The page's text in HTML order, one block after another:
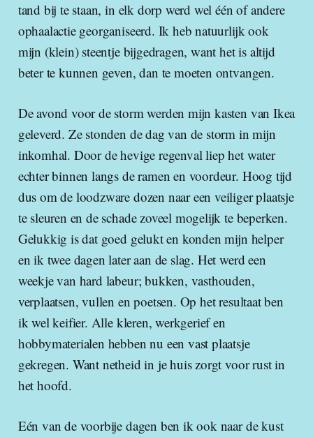
tand bij te staan, in elk dorp werd wel één of andere
ophaalactie georganiseerd. Ik heb natuurlijk ook
mijn (klein) steentje bijgedragen, want het is altijd
beter te kunnen geven, dan te moeten ontvangen.
De avond voor de storm werden mijn kasten van Ikea
geleverd. Ze stonden de dag van de storm in mijn
inkomhal. Door de hevige regenval liep het water
echter binnen langs de ramen en voordeur. Hoog tijd
dus om de loodzware dozen naar een veiliger plaatsje
te sleuren en de schade zoveel mogelijk te beperken.
Gelukkig is dat goed gelukt en konden mijn helper
en ik twee dagen later aan de slag. Het werd een
weekje van hard labeur; bukken, vasthouden,
verplaatsen, vullen en poetsen. Op het resultaat ben
ik wel keifier. Alle kleren, werkgerief en
hobbymaterialen hebben nu een vast plaatsje
gekregen. Want netheid in je huis zorgt voor rust in
het hoofd.
Eén van de voorbije dagen ben ik ook naar de kust